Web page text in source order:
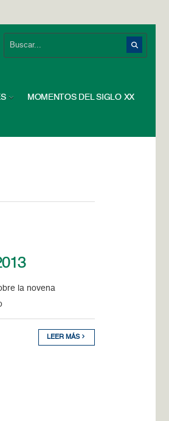
MOMENTOS DEL SIGLO XX
la novena
LEER MÁS